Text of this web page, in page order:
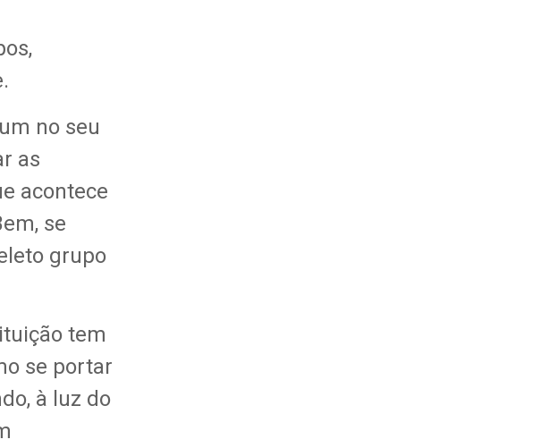
no seu
as
acontece
se
grupo
tem
se portar
à luz do